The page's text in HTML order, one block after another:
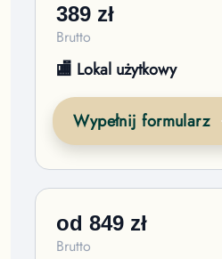
389 zł
Brutto
🏬 Lokal użytkowy
Wypełnij formularz
od849 zł
Brutto